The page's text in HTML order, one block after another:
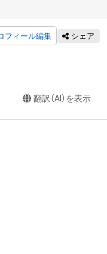
フィール編集 シェア
翻訳（AI）を表示